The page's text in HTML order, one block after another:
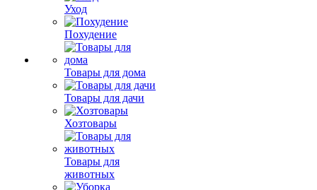
Уход
Похудение
Товары для дома
Товары для дачи
Хозтовары
Товары для
животных